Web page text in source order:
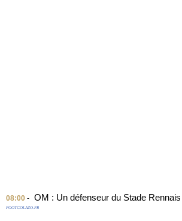
08:00 - OM : Un défenseur du Stade
FOOTGOLAZO.FR